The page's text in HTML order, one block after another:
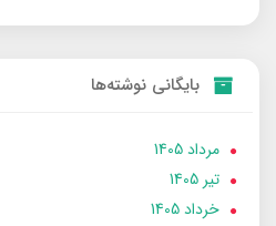
بایگانی نوشته‌ها
مرداد 1405
تير 1405
خرداد 1405